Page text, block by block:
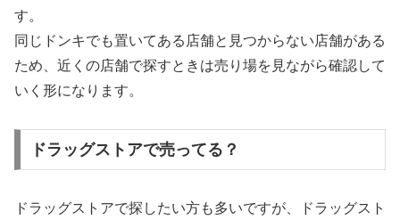
す。
同じドンキでも置いてある店舗と見つからない店舗がある
ため、近くの店舗で探すときは売り場を見ながら確認して
いく形になります。
ドラッグストアで売ってる？
ドラッグストアで探したい方も多いですが、ドラッグスト